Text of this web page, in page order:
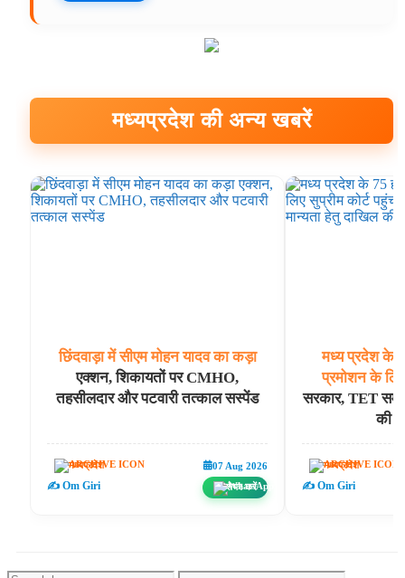
मध्यप्रदेश की अन्य खबरें
छिंदवाड़ा में सीएम मोहन यादव का कड़ा
एक्शन, शिकायतों पर CMHO,
तहसीलदार और पटवारी तत्काल सस्पेंड
मध्यप्रदेश 07 Aug 2026
✍️ Om Giri शेयर करें
मध्य प्रदेश के
प्रमोशन के लिए
सरकार, TET
की
मध्यप्रदेश
✍️ Om Giri